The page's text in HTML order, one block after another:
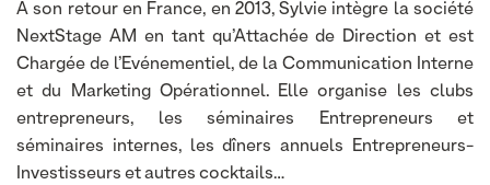
A son retour en France, en 2013, Sylvie intègre la société
NextStage AM en tant qu’Attachée de Direction et est
Chargée de l’Evénementiel, de la Communication Interne
et du Marketing Opérationnel. Elle organise les clubs
entrepreneurs, les séminaires Entrepreneurs et
séminaires internes, les dîners annuels Entrepreneurs-
Investisseurs et autres cocktails…